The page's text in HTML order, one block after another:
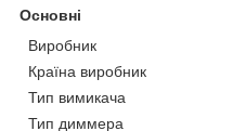
Основні
Виробник
Країна виробник
Тип вимикача
Тип диммера